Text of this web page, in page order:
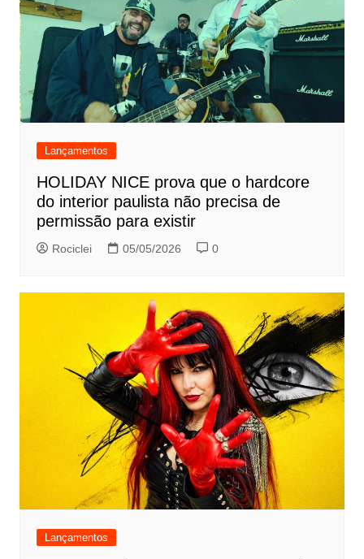
Lançamentos
HOLIDAY NICE prova que o hardcore
do interior paulista não precisa de
permissão para existir
Rociclei 05/05/2026 0
Lançamentos